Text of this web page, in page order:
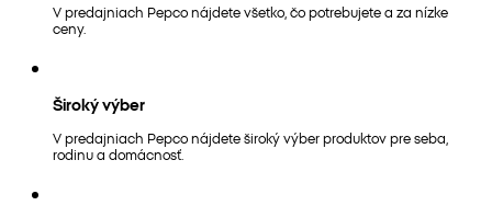
V predajniach Pepco nájdete všetko, čo potrebujete a za nízke
ceny.
Široký výber
V predajniach Pepco nájdete široký výber produktov pre seba,
rodinu a domácnosť.